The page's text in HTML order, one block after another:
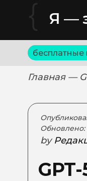
{ Я —
бесплатные
Главная —
Обновлено:
by